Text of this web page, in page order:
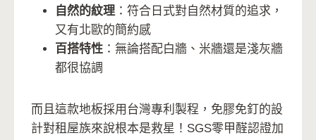
自然的紋理 ：符合日式對自然材質的追求，
又有北歐的簡約感
百搭特性 ：無論搭配白牆、米牆還是淺灰牆
都很協調
而且這款地板採用台灣專利製程，免膠免釘的設
計對租屋族來說根本是救星！SGS零甲醛認證加